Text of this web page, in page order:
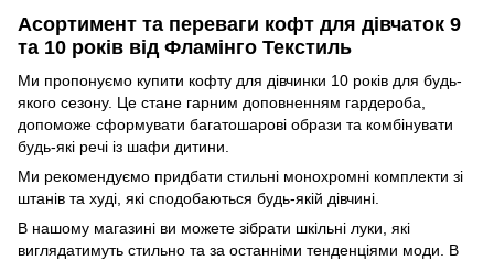
Асортимент та переваги кофт для дівчаток 9
та 10 років від Фламінго Текстиль
Ми пропонуємо купити кофту для дівчинки 10 років для будь-
якого сезону. Це стане гарним доповненням гардероба,
допоможе сформувати багатошарові образи та комбінувати
будь-які речі із шафи дитини.
Ми рекомендуємо придбати стильні монохромні комплекти зі
штанів та худі, які сподобаються будь-якій дівчині.
В нашому магазині ви можете зібрати шкільні луки, які
виглядатимуть стильно та за останніми тенденціями моди. В